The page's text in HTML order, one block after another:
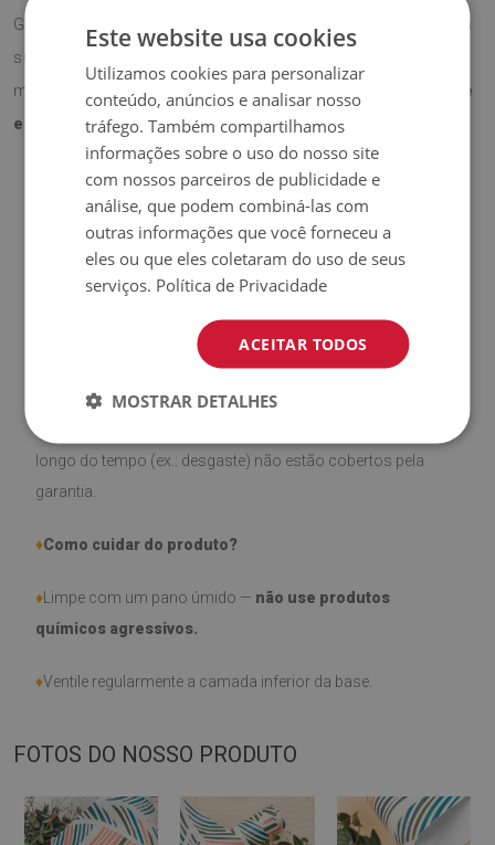
Graças ao seu formato funcional, protege eficazmente a
superfície da secretária contra riscos e desgaste, ao
mesmo tempo que acrescenta
um toque profissional e
eleganteao espaço.
Material:Vinil revestido com malha PES.
Espessura:1,6 mm .
descoloração e raios UV.
longo do tempo (ex.: desgaste) não estão cobertos pela
garantia.
♦Como cuidar do produto?
♦ Limpe com um pano úmido — não use produtos
químicos agressivos.
♦Ventile regularmente a camada inferior da base.
FOTOS DO NOSSO PRODUTO
Este website usa cookies
Utilizamos cookies para personalizar
conteúdo, anúncios e analisar nosso
tráfego. Também compartilhamos
informações sobre o uso do nosso site
com nossos parceiros de publicidade e
análise, que podem combiná-las com
outras informações que você forneceu a
eles ou que eles coletaram do uso de seus
serviços. Política de Privacidade
ACEITAR TODOS
MOSTRAR DETALHES